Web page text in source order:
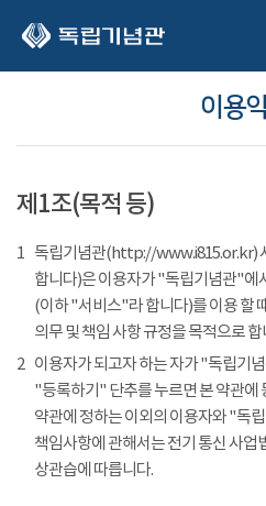
이용
제1조(목적 등)
1 독립기념관(http://www.i815.or.kr)
합니다)은 이용자가 "독립기념관"에
(이하 "서비스"라 합니다)를 이용 할
의무 및 책임 사항 규정을 목적으로 합
2 이용자가 되고자 하는 자가 "독립기
"등록하기" 단추를 누르면 본 약관에
약관에 정하는 이외의 이용자와 "독
책임사항에 관해서는 전기 통신 사업
상관습에 따릅니다.